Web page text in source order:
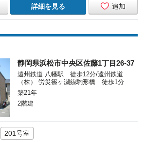
追加
詳細を見る
静岡県浜松市中央区佐藤1丁目26-37
遠州鉄道 八幡駅 徒歩12分/遠州鉄道
（株） 労災篠ヶ瀬線駒形橋 徒歩1分
築21年
2階建
201号室